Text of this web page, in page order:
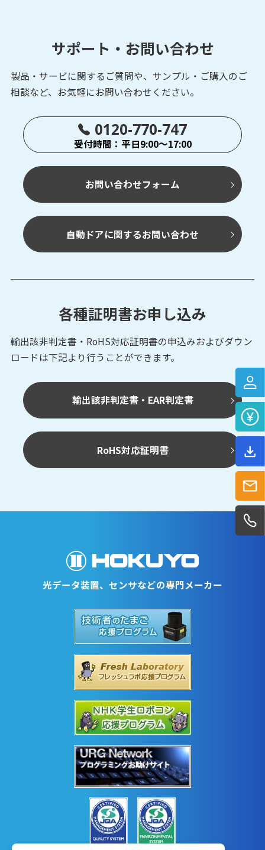
サポート・お問い合わせ
製品・サービに関するご質問や、サンプル・ご購入の ご
相談など、お気軽にお問い合わせください。
0120-770-747
受付時間：平日9:00～17:00
お問い合わせフォーム
自動ドアに関するお問い合わせ
各種証明書お申し込み
輸出該非判定書・RoHS対応証明書の申込みおよびダウン
ロードは下記より行うことができます。
輸出該非判定書・EAR判定書
RoHS対応証明書
光データ装置、センサなどの専門メーカー